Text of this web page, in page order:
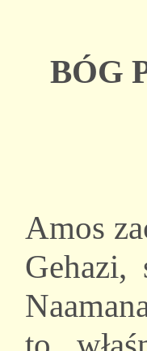
BÓG
Amos
Gehazi,